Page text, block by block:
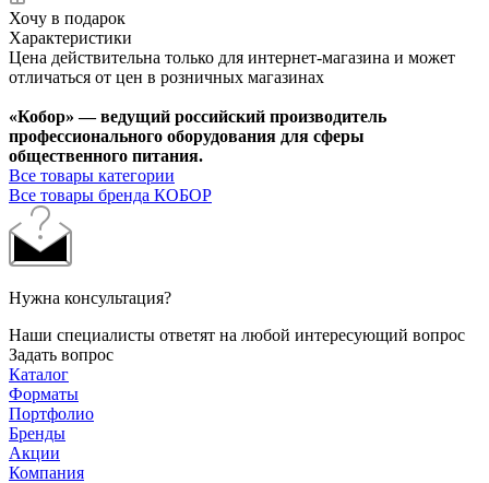
Хочу в подарок
Характеристики
Цена действительна только для интернет-магазина и может
отличаться от цен в розничных магазинах
«Кобор» — ведущий российский производитель
профессионального оборудования для сферы
общественного питания.
Все товары категории
Все товары бренда КОБОР
Нужна консультация?
Наши специалисты ответят на любой интересующий вопрос
Задать вопрос
Каталог
Форматы
Портфолио
Бренды
Акции
Компания